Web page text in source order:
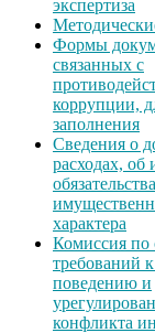
экспертиза
Формы
связанных с
коррупции,
заполнения
Сведения о
расходах, об
характера
Комиссия
требований
поведению и
конфликта